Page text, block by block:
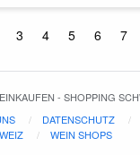
3 4 5 6 7
- SHOPPING
DATENSCHUTZ
WEIN SHOPS